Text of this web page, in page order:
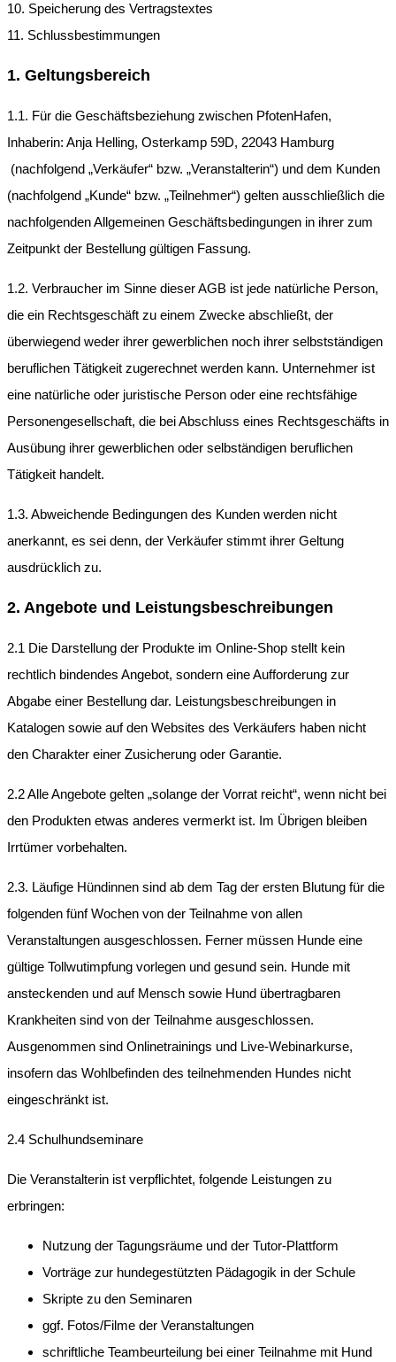
10. Speicherung des Vertragstextes
11. Schlussbestimmungen
1. Geltungsbereich
1.1. Für die Geschäftsbeziehung zwischen PfotenHafen,
Inhaberin: Anja Helling, Osterkamp 59D, 22043 Hamburg
(nachfolgend „Verkäufer“ bzw. „Veranstalterin“) und dem Kunden
(nachfolgend „Kunde“ bzw. „Teilnehmer“) gelten ausschließlich die
nachfolgenden Allgemeinen Geschäftsbedingungen in ihrer zum
Zeitpunkt der Bestellung gültigen Fassung.
1.2. Verbraucher im Sinne dieser AGB ist jede natürliche Person,
die ein Rechtsgeschäft zu einem Zwecke abschließt, der
überwiegend weder ihrer gewerblichen noch ihrer selbstständigen
beruflichen Tätigkeit zugerechnet werden kann. Unternehmer ist
eine natürliche oder juristische Person oder eine rechtsfähige
Personengesellschaft, die bei Abschluss eines Rechtsgeschäfts in
Ausübung ihrer gewerblichen oder selbständigen beruflichen
Tätigkeit handelt.
1.3. Abweichende Bedingungen des Kunden werden nicht
anerkannt, es sei denn, der Verkäufer stimmt ihrer Geltung
ausdrücklich zu.
2. Angebote und Leistungsbeschreibungen
2.1 Die Darstellung der Produkte im Online-Shop stellt kein
rechtlich bindendes Angebot, sondern eine Aufforderung zur
Abgabe einer Bestellung dar. Leistungsbeschreibungen in
Katalogen sowie auf den Websites des Verkäufers haben nicht
den Charakter einer Zusicherung oder Garantie.
2.2 Alle Angebote gelten „solange der Vorrat reicht“, wenn nicht bei
den Produkten etwas anderes vermerkt ist. Im Übrigen bleiben
Irrtümer vorbehalten.
2.3. Läufige Hündinnen sind ab dem Tag der ersten Blutung für die
folgenden fünf Wochen von der Teilnahme von allen
Veranstaltungen ausgeschlossen. Ferner müssen Hunde eine
gültige Tollwutimpfung vorlegen und gesund sein. Hunde mit
ansteckenden und auf Mensch sowie Hund übertragbaren
Krankheiten sind von der Teilnahme ausgeschlossen.
Ausgenommen sind Onlinetrainings und Live-Webinarkurse,
insofern das Wohlbefinden des teilnehmenden Hundes nicht
eingeschränkt ist.
2.4 Schulhundseminare
Die Veranstalterin ist verpflichtet, folgende Leistungen zu
erbringen:
Nutzung der Tagungsräume und der Tutor-Plattform
Vorträge zur hundegestützten Pädagogik in der Schule
Skripte zu den Seminaren
ggf. Fotos/Filme der Veranstaltungen
schriftliche Teambeurteilung bei einer Teilnahme mit Hund